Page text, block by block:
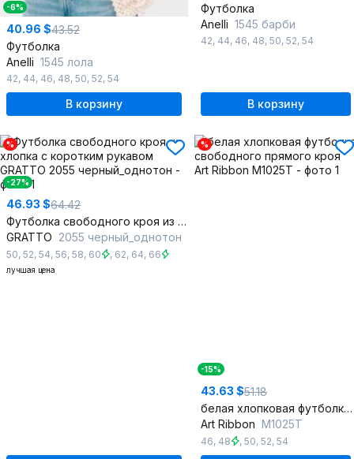
-6%
40.96 $43.52
Футболка
Anelli 1545 лола
42, 44, 46, 48, 50, 52, 54
В корзину
Футболка
Anelli 1545 барби
42, 44, 46, 48, 50, 52, 54
В корзину
%
-27%
46.93 $64.42
Футболка свободного кроя из хлопка с коротким рукавом
GRATTO 2055 черный_однотон
50, 52, 54, 56, 58, 60 , 62, 64, 66
лучшая цена
%
-15%
43.63 $51.18
белая хлопковая футболка свободного прямого кроя
Art Ribbon M1025T
46, 48 , 50, 52, 54